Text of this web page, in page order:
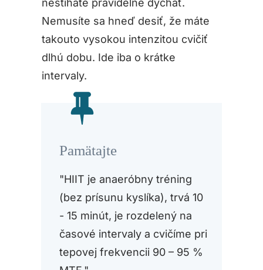
nestíhate pravidelne dýchať.
Nemusíte sa hneď desiť, že máte
takouto vysokou intenzitou cvičiť
dlhú dobu. Ide iba o krátke
intervaly.
Pamätajte
"HIIT je anaeróbny tréning
(bez prísunu kyslíka), trvá 10
- 15 minút, je rozdelený na
časové intervaly a cvičíme pri
tepovej frekvencii 90 – 95 %